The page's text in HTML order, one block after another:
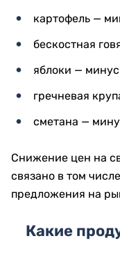
картофель —
бескостная
яблоки —
гречневая
сметана —
Снижение цен на
связано в том
предложения на
Какие